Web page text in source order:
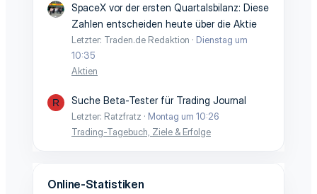
SpaceX vor der ersten Quartalsbilanz: Diese
Zahlen entscheiden heute über die Aktie
Letzter: Traden.de Redaktion
Dienstag um
10:35
Aktien
R Suche Beta-Tester für Trading Journal
Letzter: Ratzfratz
Montag um 10:26
Trading-Tagebuch, Ziele & Erfolge
Online-Statistiken